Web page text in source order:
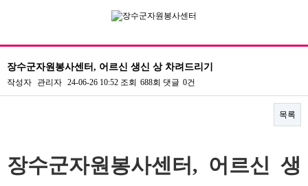
센터활동
장수군자원봉사센터, 어르신 생신 상 차려드리기
작성자 관리자 24-06-26 10:52 조회 688회 댓글 0건
목록
장수군자원봉사센터, 어르신 생